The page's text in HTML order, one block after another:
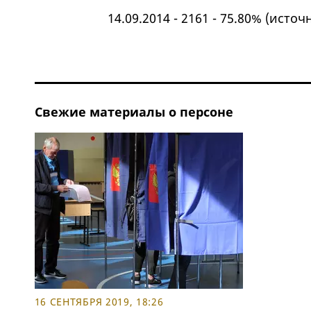
14.09.2014 - 2161 - 75.80% (
Свежие материалы о персоне
16 СЕНТЯБРЯ 2019, 18:26